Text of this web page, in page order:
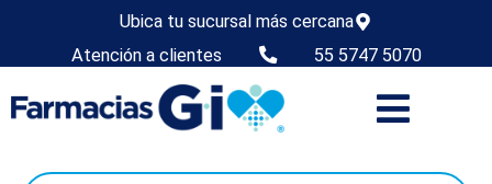
Ubica tu sucursal más cercana
Atención a clientes
55 5747 5070